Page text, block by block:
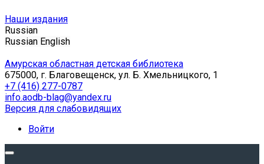
Наши издания
Russian
Russian English
Амурская областная детская библиотека
675000, г. Благовещенск, ул. Б. Хмельницкого, 1
+7 (416) 277-0787
info.aodb-blag@yandex.ru
Версия для слабовидящих
Войти